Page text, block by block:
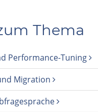
Thema
Performance-Tuning
Migration